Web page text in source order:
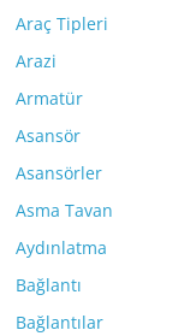
Araç Tipleri
Arazi
Armatür
Asansör
Asansörler
Asma Tavan
Aydınlatma
Bağlantı
Bağlantılar